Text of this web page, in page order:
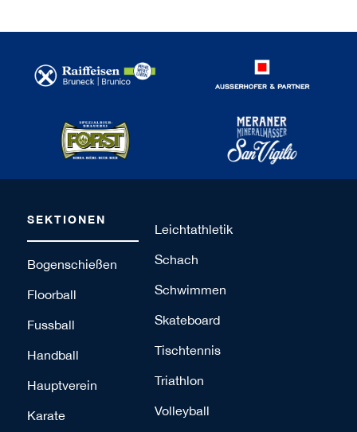
SEKTIONEN
Bogenschießen
Floorball
Fussball
Handball
Hauptverein
Karate
Leichtathletik
Schach
Schwimmen
Skateboard
Tischtennis
Triathlon
Volleyball